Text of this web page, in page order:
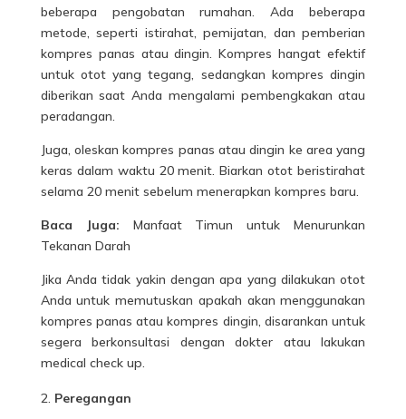
beberapa pengobatan rumahan. Ada beberapa
metode, seperti istirahat, pemijatan, dan pemberian
kompres panas atau dingin. Kompres hangat efektif
untuk otot yang tegang, sedangkan kompres dingin
diberikan saat Anda mengalami pembengkakan atau
peradangan.
Juga, oleskan kompres panas atau dingin ke area yang
keras dalam waktu 20 menit. Biarkan otot beristirahat
selama 20 menit sebelum menerapkan kompres baru.
Baca Juga: Manfaat Timun untuk Menurunkan
Tekanan Darah
Jika Anda tidak yakin dengan apa yang dilakukan otot
Anda untuk memutuskan apakah akan menggunakan
kompres panas atau kompres dingin, disarankan untuk
segera berkonsultasi dengan dokter atau lakukan
medical check up.
Peregangan